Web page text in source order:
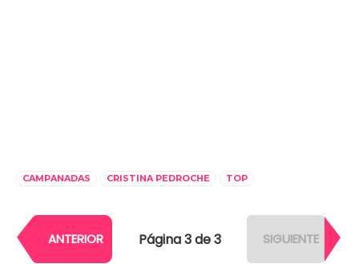
CAMPANADAS CRISTINA PEDROCHE TOP
ANTERIOR Página 3 de 3 SIGUIENTE